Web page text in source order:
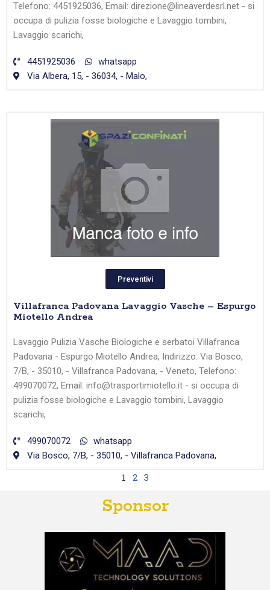
Telefono: 4451925036, Email: direzione@lineaverdesrl.net - si
occupa di pulizia fosse biologiche e Lavaggio tombini,
Lavaggio scarichi,
4451925036
whatsapp
Via Albera, 15, - 36034, - Malo,
Preventivi
Villafranca Padovana Lavaggio Vasche – Espurgo
Miotello Andrea
Lavaggio Pulizia Vasche Biologiche e serbatoi Villafranca
Padovana - Espurgo Miotello Andrea, Indirizzo: Via Bosco,
7/B, - 35010, - Villafranca Padovana, - Veneto, Telefono:
499070072, Email: info@trasportimiotello.it - si occupa di
pulizia fosse biologiche e Lavaggio tombini, Lavaggio
scarichi,
499070072
whatsapp
Via Bosco, 7/B, - 35010, - Villafranca Padovana,
1 2 3
Sponsor